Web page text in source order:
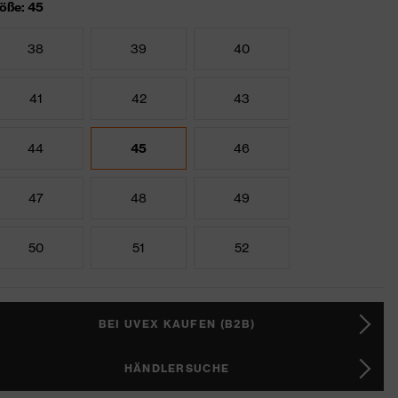
45
38 39 40
41 42 43
44 45 46
47 48 49
50 51 52
BEI UVEX KAUFEN (B2B)
HÄNDLERSUCHE